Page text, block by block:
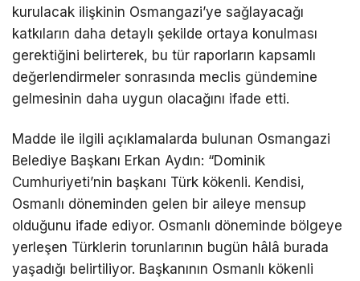
kurulacak ilişkinin Osmangazi’ye sağlayacağı
katkıların daha detaylı şekilde ortaya konulması
gerektiğini belirterek, bu tür raporların kapsamlı
değerlendirmeler sonrasında meclis gündemine
gelmesinin daha uygun olacağını ifade etti.
Madde ile ilgili açıklamalarda bulunan Osmangazi
Belediye Başkanı Erkan Aydın: “Dominik
Cumhuriyeti’nin başkanı Türk kökenli. Kendisi,
Osmanlı döneminden gelen bir aileye mensup
olduğunu ifade ediyor. Osmanlı döneminde bölgeye
yerleşen Türklerin torunlarının bugün hâlâ burada
yaşadığı belirtiliyor. Başkanının Osmanlı kökenli